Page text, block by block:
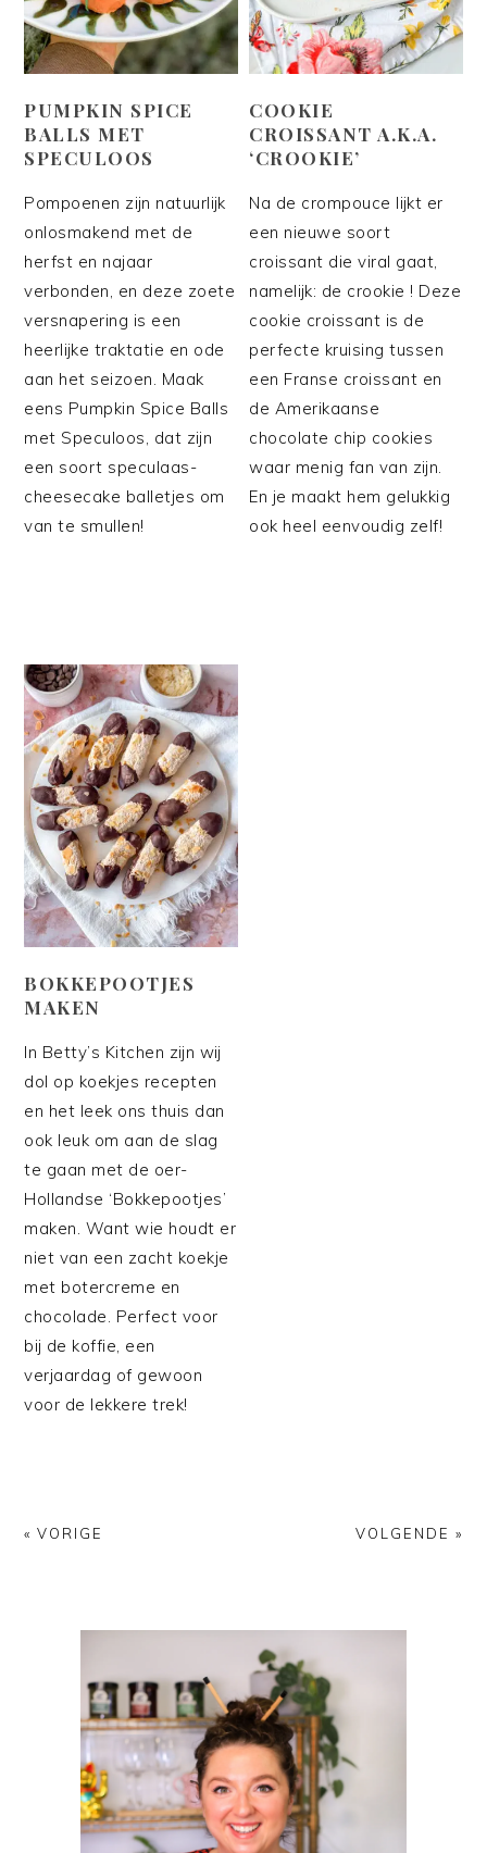
PUMPKIN SPICE
BALLS MET
SPECULOOS
Pompoenen zijn natuurlijk
onlosmakend met de
herfst en najaar
verbonden, en deze zoete
versnapering is een
heerlijke traktatie en ode
aan het seizoen. Maak
eens Pumpkin Spice Balls
met Speculoos, dat zijn
een soort speculaas-
cheesecake balletjes om
van te smullen!
COOKIE
CROISSANT A.K.A.
‘CROOKIE’
Na de crompouce lijkt er
een nieuwe soort
croissant die viral gaat,
namelijk: de crookie ! Deze
cookie croissant is de
perfecte kruising tussen
een Franse croissant en
de Amerikaanse
chocolate chip cookies
waar menig fan van zijn.
En je maakt hem gelukkig
ook heel eenvoudig zelf!
BOKKEPOOTJES
MAKEN
In Betty’s Kitchen zijn wij
dol op koekjes recepten
en het leek ons thuis dan
ook leuk om aan de slag
te gaan met de oer-
Hollandse ‘Bokkepootjes’
maken. Want wie houdt er
niet van een zacht koekje
met botercreme en
chocolade. Perfect voor
bij de koffie, een
verjaardag of gewoon
voor de lekkere trek!
« VORIGE VOLGENDE »